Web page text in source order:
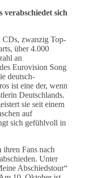
sich
CDs, zwanzig Top-
über 4.000
an
Eurovision Song
deutsch-
ist eine der, wenn
Deutschlands.
sie seit einem
auf
sich gefühlvoll in
Fans nach
Unter
Abschiedstour“